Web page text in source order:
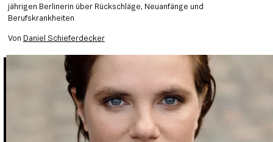
jährigen Berlinerin über Rückschläge, Neuanfänge und
Berufskrankheiten
Von Daniel Schieferdecker